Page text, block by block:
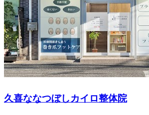
久喜ななつぼしカイロ整体院